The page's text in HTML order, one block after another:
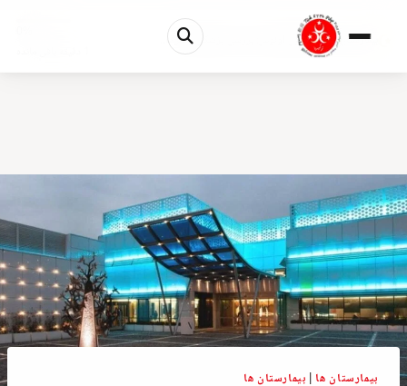
بیمارستان لیو استانبول اولوس: بررسی پزشکی پیشرف...
بیمارستان ها | بیمارستان ها